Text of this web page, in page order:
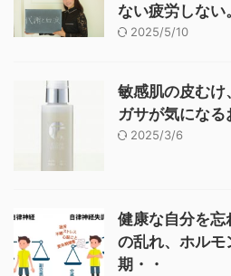
ない疲労しない。
2025/5/10
敏感肌の皮むけ
ガサが気になる
2025/3/6
健康な自分を忘
の乱れ、ホルモ
期・・